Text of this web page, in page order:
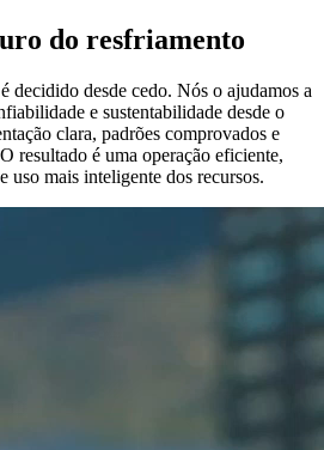
do resfriamento
decidido desde cedo. Nós o ajudamos a
e sustentabilidade desde o
clara, padrões comprovados e
resultado é uma operação eficiente,
uso mais inteligente dos recursos.